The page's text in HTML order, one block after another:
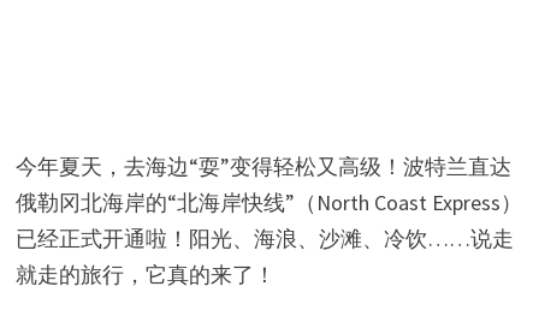
今年夏天，去海边“耍”变得轻松又高级！波特兰直达
俄勒冈北海岸的“北海岸快线”（North Coast Express）
已经正式开通啦！阳光、海浪、沙滩、冷饮……说走
就走的旅行，它真的来了！